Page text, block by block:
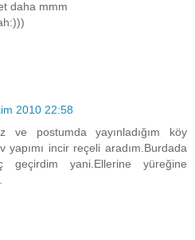
daha mmm
2010 22:58
ve postumda yayınladığım köy
yapımı incir reçeli aradım.Burdada
yani.Ellerine yüreğine